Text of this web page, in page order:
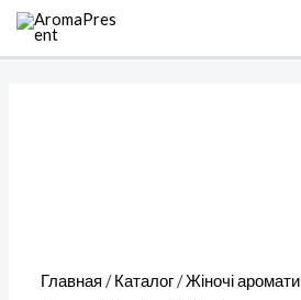
Перейти
Главная /Каталог/Жіночі аромати
Количество
товара